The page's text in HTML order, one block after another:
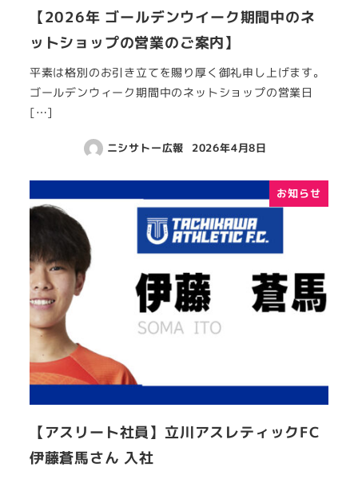
【2026年 ゴールデンウイーク期間中のネ
ットショップの営業のご案内】
平素は格別のお引き立てを賜り厚く御礼申し上げます。
ゴールデンウィーク期間中のネットショップの営業日
[…]
ニシサトー広報 2026年4月8日
お知らせ
【アスリート社員】立川アスレティックFC
伊藤蒼馬さん 入社